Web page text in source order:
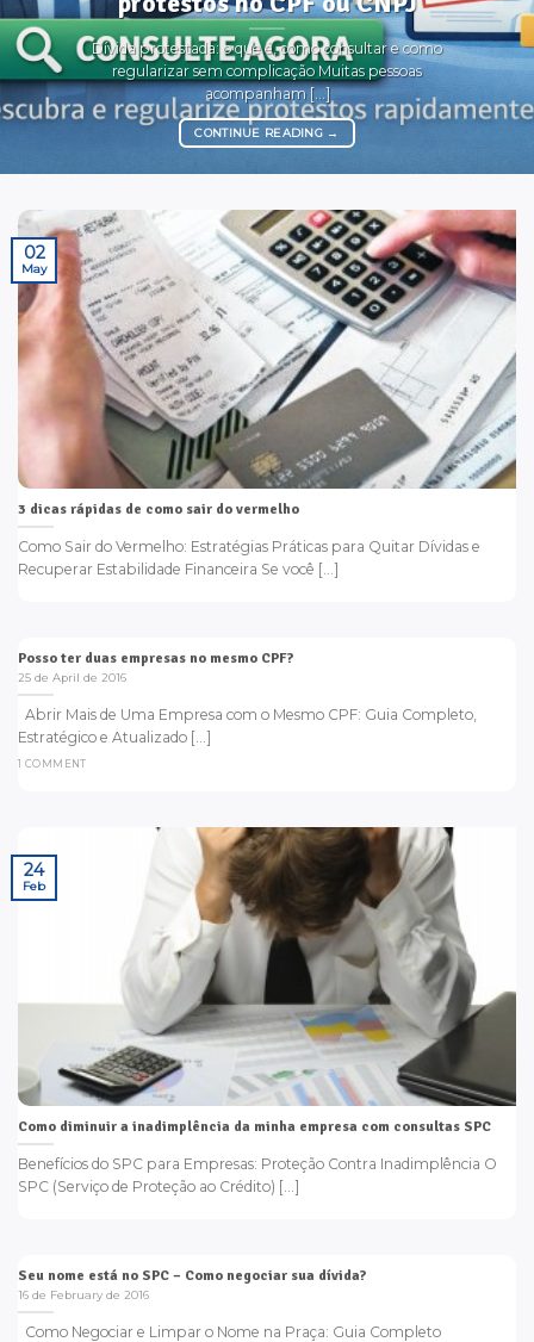
Dívida protestada: o que é, como consultar e como
regularizar sem complicação Muitas pessoas
acompanham [...]
CONTINUE READING →
3 dicas rápidas de como sair do vermelho
Como Sair do Vermelho: Estratégias Práticas para Quitar Dívidas e
Recuperar Estabilidade Financeira Se você [...]
02
May
Posso ter duas empresas no mesmo CPF?
25 de April de 2016
Abrir Mais de Uma Empresa com o Mesmo CPF: Guia Completo,
Estratégico e Atualizado [...]
1 COMMENT
Como diminuir a inadimplência da minha empresa com consultas SPC
Benefícios do SPC para Empresas: Proteção Contra Inadimplência O
SPC (Serviço de Proteção ao Crédito) [...]
24
Feb
Seu nome está no SPC – Como negociar sua dívida?
16 de February de 2016
Como Negociar e Limpar o Nome na Praça: Guia Completo